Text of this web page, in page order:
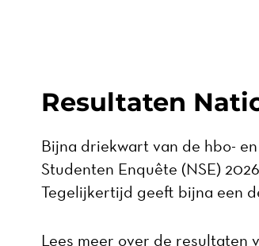
Resultaten
Bijna driekwart van de hbo-
Studenten Enquête (NSE)
Tegelijkertijd geeft bijna een
Lees meer over de resultaten